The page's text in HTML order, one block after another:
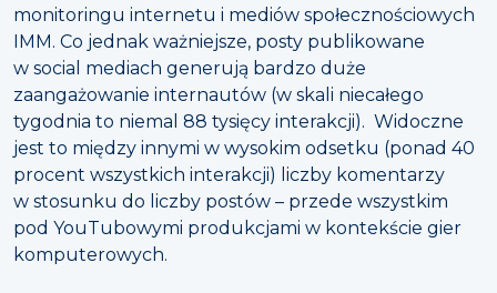
monitoringu internetu i mediów społecznościowych
IMM. Co jednak ważniejsze, posty publikowane
w social mediach generują bardzo duże
zaangażowanie internautów (w skali niecałego
tygodnia to niemal 88 tysięcy interakcji). Widoczne
jest to między innymi w wysokim odsetku (ponad 40
procent wszystkich interakcji) liczby komentarzy
w stosunku do liczby postów – przede wszystkim
pod YouTubowymi produkcjami w kontekście gier
komputerowych.